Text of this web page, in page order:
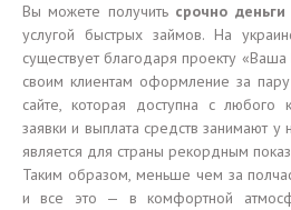
Вы можете получитьсрочно деньги
услугой быстрых займов. На
существует благодаря проекту
своим клиентам оформление за
сайте, которая доступна с любого
заявки и выплата средств занимают
является для страны рекордным
Таким образом, меньше чем за
и все это — в комфортной